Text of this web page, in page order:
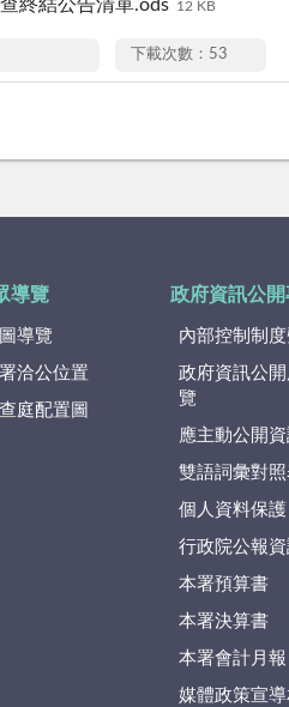
終結公告清單.ods 12 KB
下載次數：53
導覽
導覽
洽公位置
庭配置圖
政府資訊公
內部控制制
政府資訊公
覽
應主動公開
雙語詞彙對照
個人資料保護
行政院公報資
本署預算書
本署決算書
本署會計月報
媒體政策宣